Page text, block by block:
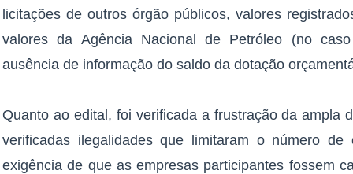
licitações de outros órgão públicos, valores
valores da Agência Nacional de Petróleo (no
ausência de informação do saldo da dotação
Quanto ao edital, foi verificada a frustração da ampla
verificadas ilegalidades que limitaram o número de
exigência de que as empresas participantes fossem